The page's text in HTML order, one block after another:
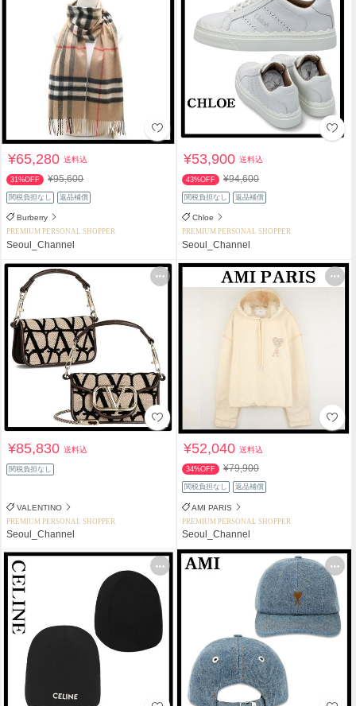
¥65,280送料込
31%OFF ¥95,600
関税負担なし 返品補償
Burberry
PREMIUM PERSONAL SHOPPER
Seoul_Channel
¥53,900送料込
43%OFF ¥94,600
関税負担なし 返品補償
Chloe
PREMIUM PERSONAL SHOPPER
Seoul_Channel
¥85,830送料込
関税負担なし
VALENTINO
PREMIUM PERSONAL SHOPPER
Seoul_Channel
¥52,040送料込
34%OFF ¥79,900
関税負担なし 返品補償
AMI PARIS
PREMIUM PERSONAL SHOPPER
Seoul_Channel